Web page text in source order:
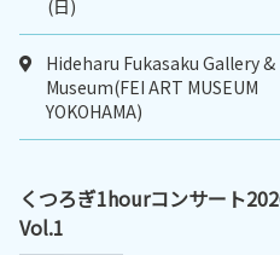
(日)
Hideharu Fukasaku Gallery &
Museum(FEI ART MUSEUM
YOKOHAMA)
くつろぎ1hourコンサート
Vol.1